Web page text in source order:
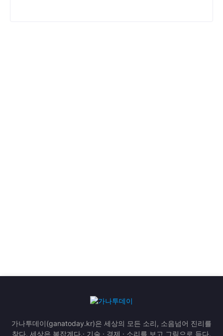
가나투데이(ganatoday.kr)은 세상의 모든 소리, 소음넘어 진리를
찾다. 세상은 복잡계다.· 기술 · 경제 · 소리를 보고 그림으로 듣다.